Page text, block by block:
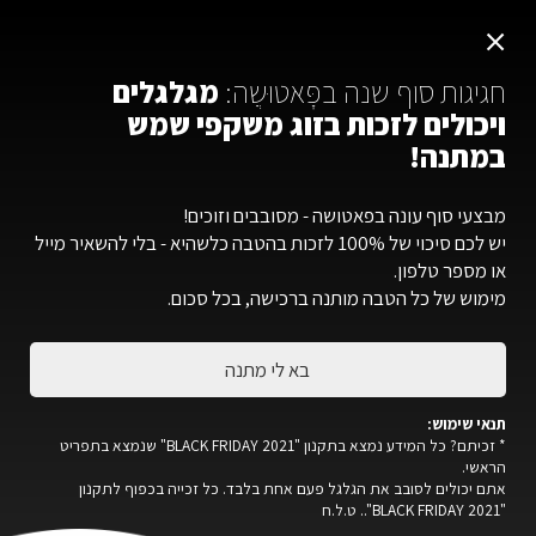
פׇּאטוּשֶה » חנות
×
חגיגות סוף שנה בפׇּאטוּשֶה: מגלגלים
ויכולים לזכות בזוג משקפי שמש
במתנה!
מבצעי סוף עונה בפאטושה - מסובבים וזוכים!
יש לכם סיכוי של 100% לזכות בהטבה כלשהיא - בלי להשאיר מייל
או מספר טלפון.
מימוש של כל הטבה מותנה ברכישה, בכל סכום.
בא לי מתנה
תנאי שימוש:
* זכיתם? כל המידע נמצא בתקנון "BLACK FRIDAY 2021" שנמצא בתפריט
הראשי.
אתם יכולים לסובב את הגלגל פעם אחת בלבד. כל זכייה בכפוף לתקנון
"BLACK FRIDAY 2021".. ט.ל.ח